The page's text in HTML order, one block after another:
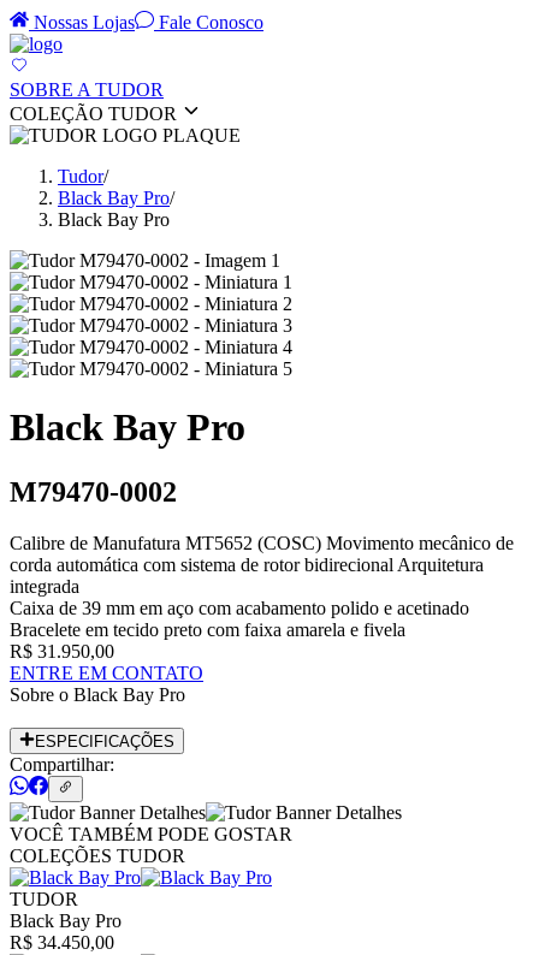
Nossas Lojas Fale Conosco
SOBRE A TUDOR
COLEÇÃO TUDOR
Tudor/
Black Bay Pro/
Black Bay Pro
Black Bay Pro
M79470-0002
Calibre de Manufatura MT5652 (COSC) Movimento mecânico de
corda automática com sistema de rotor bidirecional Arquitetura
integrada
Caixa de 39 mm em aço com acabamento polido e acetinado
Bracelete em tecido preto com faixa amarela e fivela
R$ 31.950,00
ENTRE EM CONTATO
Sobre o Black Bay Pro
ESPECIFICAÇÕES
Compartilhar:
VOCÊ TAMBÉM PODE GOSTAR
COLEÇÕES TUDOR
TUDOR
Black Bay Pro
R$ 34.450,00